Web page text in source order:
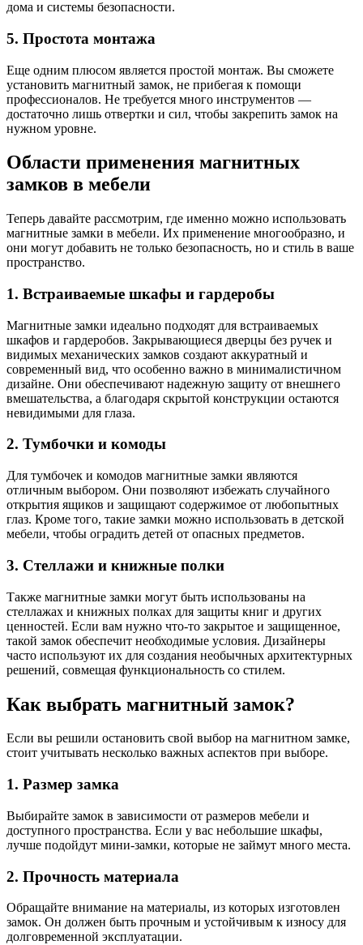
дома и системы безопасности.
5. Простота монтажа
Еще одним плюсом является простой монтаж. Вы сможете
установить магнитный замок, не прибегая к помощи
профессионалов. Не требуется много инструментов —
достаточно лишь отвертки и сил, чтобы закрепить замок на
нужном уровне.
Области применения магнитных
замков в мебели
Теперь давайте рассмотрим, где именно можно использовать
магнитные замки в мебели. Их применение многообразно, и
они могут добавить не только безопасность, но и стиль в ваше
пространство.
1. Встраиваемые шкафы и гардеробы
Магнитные замки идеально подходят для встраиваемых
шкафов и гардеробов. Закрывающиеся дверцы без ручек и
видимых механических замков создают аккуратный и
современный вид, что особенно важно в минималистичном
дизайне. Они обеспечивают надежную защиту от внешнего
вмешательства, а благодаря скрытой конструкции остаются
невидимыми для глаза.
2. Тумбочки и комоды
Для тумбочек и комодов магнитные замки являются
отличным выбором. Они позволяют избежать случайного
открытия ящиков и защищают содержимое от любопытных
глаз. Кроме того, такие замки можно использовать в детской
мебели, чтобы оградить детей от опасных предметов.
3. Стеллажи и книжные полки
Также магнитные замки могут быть использованы на
стеллажах и книжных полках для защиты книг и других
ценностей. Если вам нужно что-то закрытое и защищенное,
такой замок обеспечит необходимые условия. Дизайнеры
часто используют их для создания необычных архитектурных
решений, совмещая функциональность со стилем.
Как выбрать магнитный замок?
Если вы решили остановить свой выбор на магнитном замке,
стоит учитывать несколько важных аспектов при выборе.
1. Размер замка
Выбирайте замок в зависимости от размеров мебели и
доступного пространства. Если у вас небольшие шкафы,
лучше подойдут мини-замки, которые не займут много места.
2. Прочность материала
Обращайте внимание на материалы, из которых изготовлен
замок. Он должен быть прочным и устойчивым к износу для
долговременной эксплуатации.